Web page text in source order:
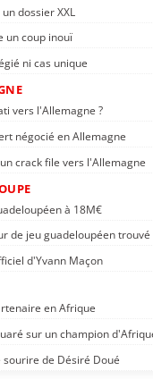
dossier XXL
un coup inouï
ni cas unique
vers l'Allemagne ?
négocié en Allemagne
crack file vers l'Allemagne
à 18M€
de jeu guadeloupéen trouvé
d'Yvann Maçon
en Afrique
sur un champion
sourire de Désiré Doué